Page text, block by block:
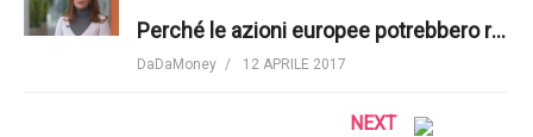
Perché le azioni europee potrebbero rivelarsi interessanti nel 2017 | PIMCO
DaDaMoney 12 APRILE 2017
NEXT